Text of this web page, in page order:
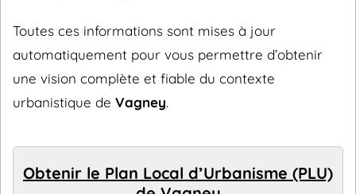
Toutes ces informations sont mises à jour
automatiquement pour vous permettre d’obtenir
une vision complète et fiable du contexte
urbanistique de Vagney.
Obtenir le Plan Local d’Urbanisme (PLU)